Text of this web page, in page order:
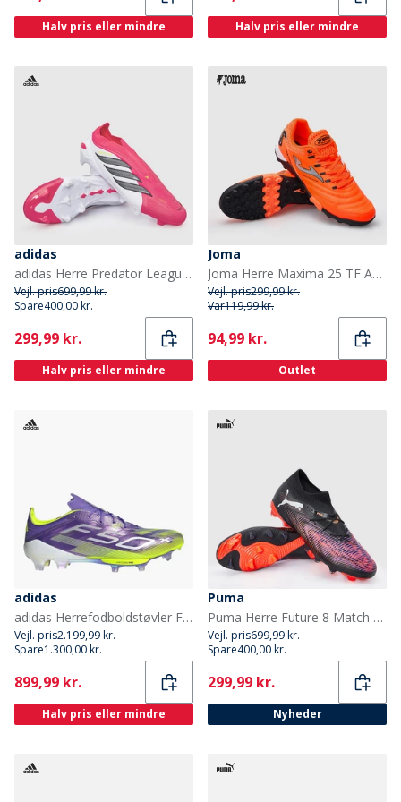
Halv pris eller mindre Halv pris eller mindre
adidas
adidas Herre Predator League snøreløse født til målpakke FG fast bund fodboldstøvler Lucid Red/Core Black/Cloud White
Vejl. pris699,99 kr.
Spare400,00 kr.
Current
299,99 kr.
Halv pris eller mindre
Joma
Joma Herre Maxima 25 TF Astro Turf Fodboldstøvler Orange
Vejl. pris299,99 kr.
Var119,99 kr.
Current
94,99 kr.
Outlet
adidas
adidas Herrefodboldstøvler F50+ Radiant Blaze Pack FG fast underlag Purple Rush/Cloud White/Lucid Lemon
Vejl. pris2.199,99 kr.
Spare1.300,00 kr.
Current
899,99 kr.
Halv pris eller mindre
Puma
Puma Herre Future 8 Match FG/AG Fast/Kunstgræs Fodboldstøvler Puma Black
Vejl. pris699,99 kr.
Spare400,00 kr.
Current
299,99 kr.
Nyheder